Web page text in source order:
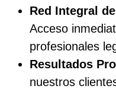
Red Integral
Acceso
profesionales
Resultados
nuestros